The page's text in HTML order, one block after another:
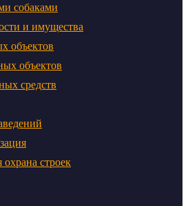
собаками
и имущества
объектов
объектов
средств
строек